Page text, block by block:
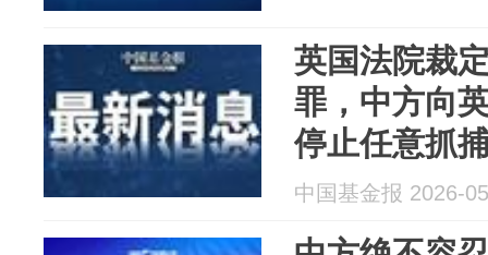
英国法院裁
罪，中方向
停止任意抓
民，任何损
将遭到坚决
中国基金报 2026-